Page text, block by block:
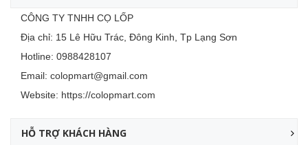
CÔNG TY TNHH CỌ LỐP
Địa chỉ: 15 Lê Hữu Trác, Đông Kinh, Tp Lạng Sơn
Hotline: 0988428107
Email: colopmart@gmail.com
Website: https://colopmart.com
HỖ TRỢ KHÁCH HÀNG